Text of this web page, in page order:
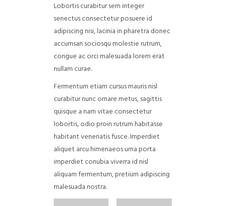
Lobortis curabitur sem integer
senectus consectetur posuere id
adipiscing nisi, lacinia in pharetra donec
accumsan sociosqu molestie rutrum,
congue ac orci malesuada lorem erat
nullam curae.
Fermentum etiam cursus mauris nisl
curabitur nunc ornare metus, sagittis
quisque a nam vitae consectetur
lobortis, odio proin rutrum habitasse
habitant venenatis fusce. Imperdiet
aliquet arcu himenaeos urna porta
imperdiet conubia viverra id nisl
aliquam fermentum, pretium adipiscing
malesuada nostra.